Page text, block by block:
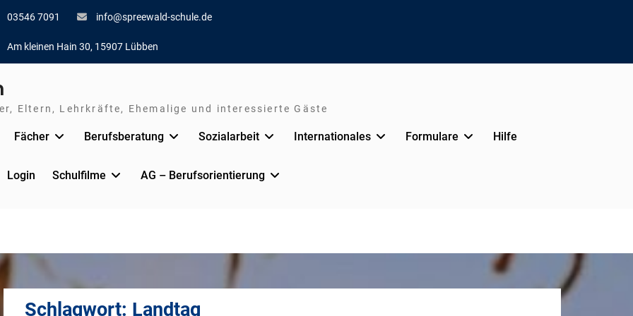
03546 7091 info@spreewald-schule.de
Am kleinen Hain 30, 15907 Lübben
Eltern, Lehrkräfte, Ehemalige und interessierte Gäste
Fächer Berufsberatung Sozialarbeit Internationales Formulare Hilfe
Login Schulfilme AG – Berufsorientierung
Schlagwort: Landtag